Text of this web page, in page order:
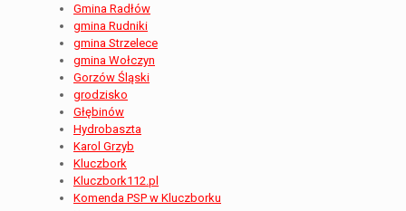
Gmina Radłów
gmina Rudniki
gmina Strzelece
gmina Wołczyn
Gorzów Śląski
grodzisko
Głębinów
Hydrobaszta
Karol Grzyb
Kluczbork
Kluczbork112.pl
Komenda PSP w Kluczborku